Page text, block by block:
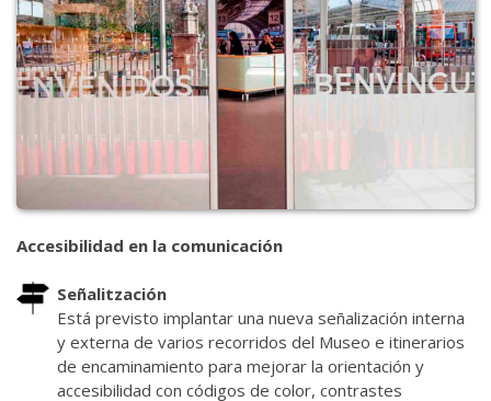
Accesibilidad en la comunicación
Señalitzación
Está previsto implantar una nueva señalización interna
y externa de varios recorridos del Museo e itinerarios
de encaminamiento para mejorar la orientación y
accesibilidad con códigos de color, contrastes